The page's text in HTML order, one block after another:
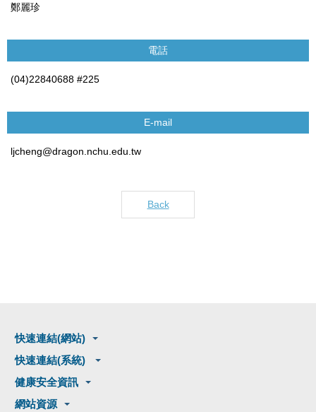
鄭麗珍
電話
(04)22840688 #225
E-mail
ljcheng@dragon.nchu.edu.tw
Back
快速連結(網站)
快速連結(系統)
健康安全資訊
網站資源